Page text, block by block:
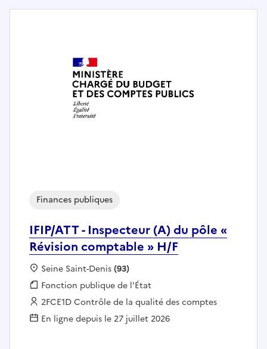
IFIP/ATT - Inspecteur (A) du pôle «
Révision comptable » H/F
Finances publiques
Localisation :
Seine Saint-Denis(93)
Fonction publique :
Fonction publique de l'État
Employeur :
2FCE1D Contrôle de la qualité des comptes
En ligne depuis le 27 juillet 2026